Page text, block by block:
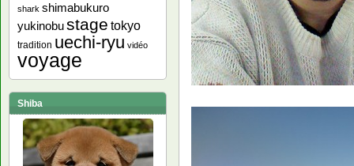
shark shimabukuro
yukinobustage tokyo
tradition uechi-ryu vidéo
voyage
Shiba